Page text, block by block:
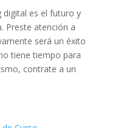
digital es el futuro y
Preste atención a
será un éxito
tiene tiempo para
contrate a un